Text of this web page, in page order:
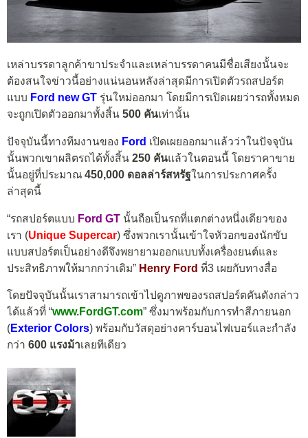
เหล่าบรรดาลูกค้าขาประจำและเหล่าบรรดาคนมีชื่อเสียงนั้นจะ
ต้องสนใจข่าวนี้อย่างแน่นอนหลังล่าสุดมีการเปิดตัวรถสปอร์ต
แบบ Ford new GT รุ่นใหม่ออกมา โดยมีการเปิดเผยว่ารถทั้งหมด
จะถูกเปิดตัวออกมาทั้งสิ้น 500 คันเท่านั้น
ปัจจุบันนี้ทางทีมงานของ Ford เปิดเผยออกมาแล้วว่าในปัจจุบัน
นั้นพวกเขาผลิตรถได้ทั้งสิ้น 250 คันแล้วในตอนนี้ โดยราคาขาย
นั้นอยู่ที่ประมาณ 450,000 ดอลล่าร์สหรัฐในการประกาศครั้ง
ล่าสุดนี้
“รถสปอร์ตแบบ Ford GT นั้นถือเป็นรถที่แตกต่างหนึ่งเดียวของ
เรา (Unique Supercar) ซึ่งพวกเรานั้นเข้าใจหัวอกของนักขับ
แบบสปอร์ตเป็นอย่างดีจึงพยายามออกแบบทั้งเครื่องยนต์และ
ประสิทธิภาพให้มากกว่าเดิม” Henry Ford ที่3 เผยกับทางสื่อ
โดยปัจจุบันนั้นเราสามารถเข้าไปดูภาพของรถสปอร์ตคันดังกล่าว
ได้แล้วที่ “www.FordGT.com” ซึ่งมาพร้อมกับการทำสีภายนอก
(Exterior Colors) พร้อมกับวัสดุอย่างคาร์บอนไฟเบอร์และกำลัง
กว่า 600 แรงม้าเลยทีเดียว